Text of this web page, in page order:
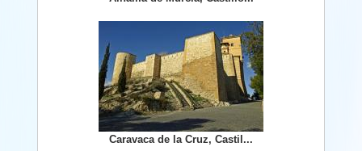
Caravaca de la Cruz, Castil...